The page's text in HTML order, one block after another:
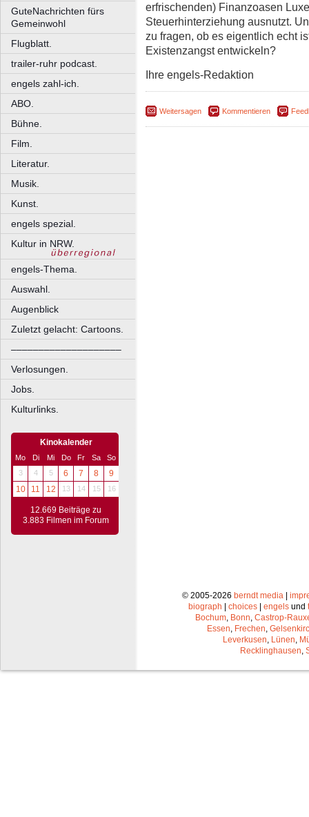
GuteNachrichten fürs
Gemeinwohl
Flugblatt.
trailer-ruhr podcast.
engels zahl-ich.
ABO.
Bühne.
Film.
Literatur.
Musik.
Kunst.
engels spezial.
Kultur in NRW.
engels-Thema.
Auswahl.
Augenblick
Zuletzt gelacht: Cartoons.
––––––––––––––––––––
Verlosungen.
Jobs.
Kulturlinks.
Kinokalender
Mo Di Mi Do Fr Sa
So
3
4 5 6 7 8
9
10
11 12 13 14 15 16
12.669 Beiträge zu
3.883 Filmen im Forum
erfrischenden) Finanzoasen
Steuerhinterziehung ausnutzt.
zu fragen, ob es eigentlich echt
Existenzangst entwickeln?
Ihre engels-Redaktion
Weitersagen Kommentieren
© 2005-2026 berndt media|
biograph
choices engels und
Bochum, Bonn, Castrop-
Essen, Frechen,
Leverkusen, Lünen,
Recklinghausen,